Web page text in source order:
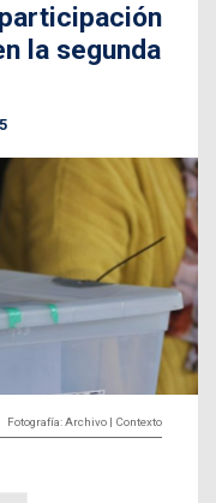
la segunda
Fotografía: Archivo | Contexto